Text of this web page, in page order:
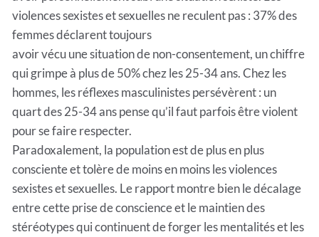
violences sexistes et sexuelles ne reculent pas : 37% des
femmes déclarent toujours
avoir vécu une situation de non-consentement, un chiffre
qui grimpe à plus de 50% chez les 25-34 ans. Chez les
hommes, les réflexes masculinistes persévèrent : un
quart des 25-34 ans pense qu’il faut parfois être violent
pour se faire respecter.
Paradoxalement, la population est de plus en plus
consciente et tolère de moins en moins les violences
sexistes et sexuelles. Le rapport montre bien le décalage
entre cette prise de conscience et le maintien des
stéréotypes qui continuent de forger les mentalités et les